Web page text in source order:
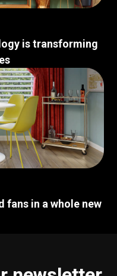
is transforming
fans in a whole new